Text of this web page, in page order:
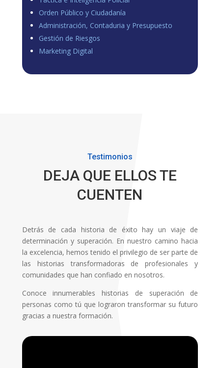
Orden Público y Ciudadanía
Administración, Contaduria y Presupuesto
Gestión de Riesgos
Marketing Digital
Testimonios
DEJA QUE ELLOS TE
CUENTEN
Detrás de cada historia de éxito hay un viaje de
determinación y superación. En nuestro camino hacia
la excelencia, hemos tenido el privilegio de ser parte de
las historias transformadoras de profesionales y
comunidades que han confiado en nosotros.
Conoce innumerables historias de superación de
personas como tú que lograron transformar su futuro
gracias a nuestra formación.